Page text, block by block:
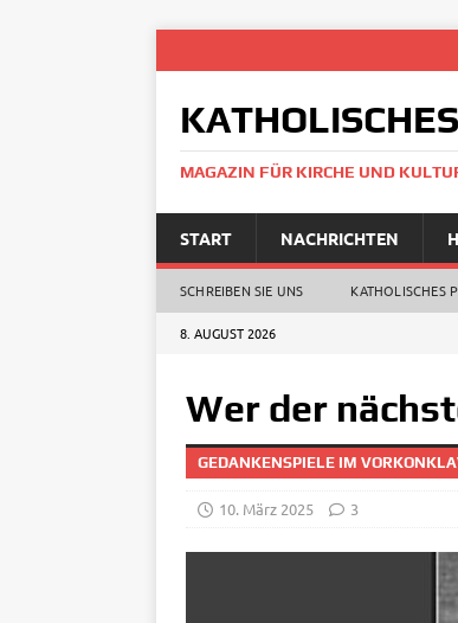
KATHOLISCHES
MAGAZIN FÜR KIRCHE UND
START NACHRICHTEN
SCHREIBEN SIE UNS KATHOLISCHES
8. AUGUST 2026
Wer der
GEDANKENSPIELE IM
10. März 2025 3